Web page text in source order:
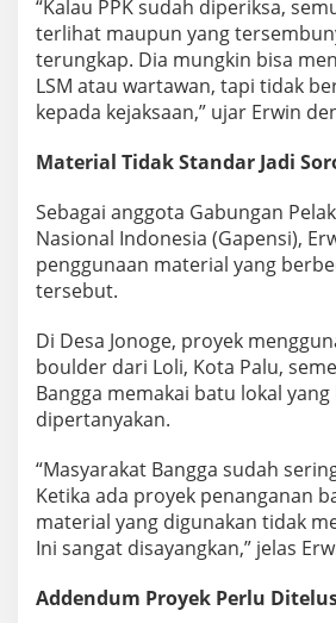
“Kalau PPK sudah diperiksa,
terlihat maupun yang
terungkap. Dia mungkin bisa
LSM atau wartawan, tapi tidak
kepada kejaksaan,” ujar Erwin
Material Tidak Standar Jadi
Sebagai anggota Gabungan
Nasional Indonesia (Gapensi),
penggunaan material yang
tersebut.
Di Desa Jonoge, proyek
boulder dari Loli, Kota Palu,
Bangga memakai batu lokal
dipertanyakan.
“Masyarakat Bangga sudah
Ketika ada proyek penanganan
material yang digunakan tidak
Ini sangat disayangkan,” jelas
Addendum Proyek Perlu